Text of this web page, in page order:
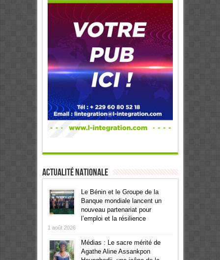
Actualité Nationale
Le Bénin et le Groupe de la
Banque mondiale lancent un
nouveau partenariat pour
l’emploi et la résilience
1 août 2026
Médias : Le sacre mérité de
Agathe Aline Assankpon